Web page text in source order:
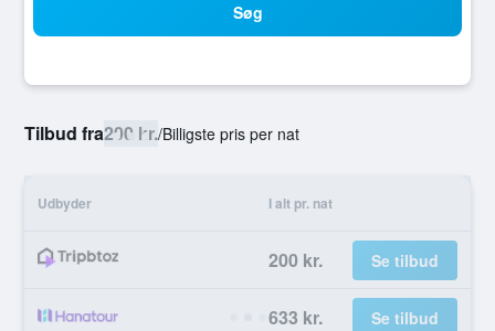
Søg
Tilbud fra200 kr./Billigste pris per nat
Udbyder I alt pr. nat
200 kr. Se tilbud
633 kr. Se tilbud